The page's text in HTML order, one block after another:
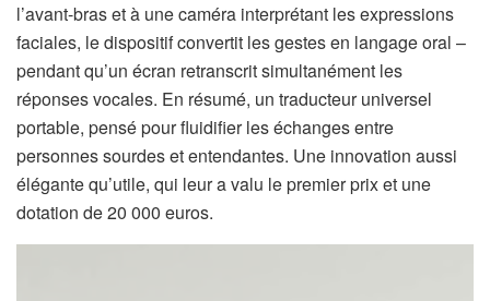
l’avant-bras et à une caméra interprétant les expressions
faciales, le dispositif convertit les gestes en langage oral –
pendant qu’un écran retranscrit simultanément les
réponses vocales. En résumé, un traducteur universel
portable, pensé pour fluidifier les échanges entre
personnes sourdes et entendantes. Une innovation aussi
élégante qu’utile, qui leur a valu le premier prix et une
dotation de 20 000 euros.